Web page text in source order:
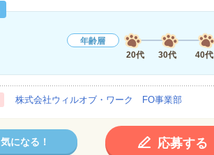
年齢層
20代
30代 40代
株式会社ウィルオブ・ワーク FO事業部
気になる！ 応募する